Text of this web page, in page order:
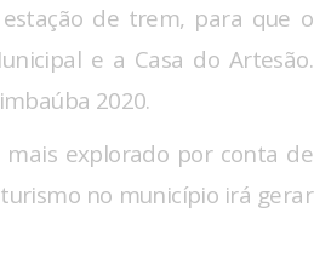
de trem, para que o
e a Casa do Artesão.
2020.
explorado por conta de
no município irá gerar